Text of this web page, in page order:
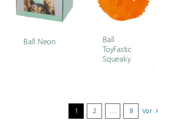
Ball Neon
Ball
ToyFastic
Squeaky
1 2 … 9 Vor